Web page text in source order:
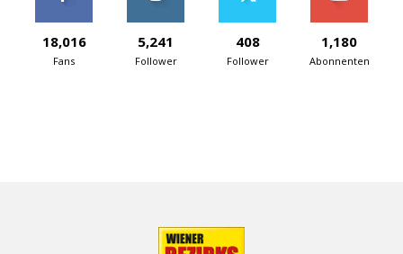
18,016
Fans
5,241
Follower
408
Follower
1,180
Abonnenten